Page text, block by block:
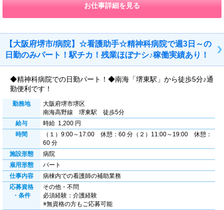
お仕事詳細を見る
【大阪府堺市/病院】☆看護助手☆精神科病院で週3日～の
日勤のみパート！駅チカ！残業ほぼナシ♪稼働実績あり！
◆精神科病院での日勤パート！◆南海「堺東駅」から徒歩5分♪通
勤便利です！
勤務地
大阪府堺市堺区
南海高野線 堺東駅 徒歩5分
給与
時給 1,200 円
時間
（１）9:00～17:00 休憩：60 分（２）11:00～19:00 休憩：
60 分
施設形態
病院
雇用形態
パート
仕事内容
病棟内での看護師の補助業務
応募資格
・条件
その他・不問
必須経験：介護経験
※無資格の方もご応募可能